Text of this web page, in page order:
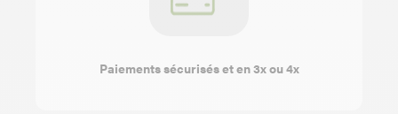
Paiements sécurisés et en 3x ou 4x